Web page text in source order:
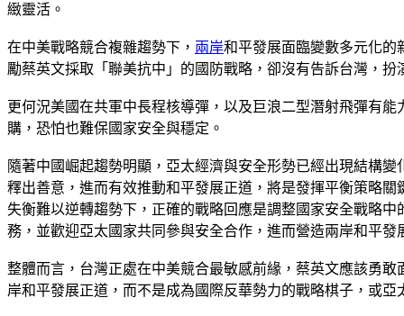
緻靈活。
在中美戰略競合複雜趨勢下， 兩岸和平發展面臨變數多元化的
勵蔡英文採取「聯美抗中」的國防戰略，卻沒有告訴台灣，
更何況美國在共軍中長程核導彈，以及巨浪二型潛射飛彈有
購，恐怕也難保國家安全與穩定。
隨著中國崛起趨勢明顯，亞太經濟與安全形勢已經出現結構
釋出善意，進而有效推動和平發展正道，將是發揮平衡策略
失衡難以逆轉趨勢下，正確的戰略回應是調整國家安全戰略
務，並歡迎亞太國家共同參與安全合作，進而營造兩岸和平
整體而言，台灣正處在中美競合最敏感前緣，蔡英文應該勇
岸和平發展正道，而不是成為國際反華勢力的戰略棋子，或亞